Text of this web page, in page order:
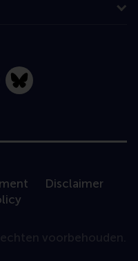
Bluesky
Disclaimer